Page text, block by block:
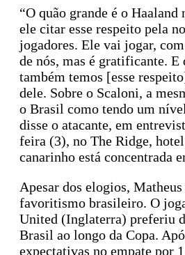
“O quão grande é o
ele citar esse respeito pela
jogadores. Ele vai jogar,
de nós, mas é gratificante. E
também temos [esse
dele. Sobre o Scaloni, a
o Brasil como tendo um
disse o atacante, em
feira (3), no The Ridge,
canarinho está concentrada
Apesar dos elogios,
favoritismo brasileiro. O
United (Inglaterra) preferiu
Brasil ao longo da Copa.
expectativas no empate por